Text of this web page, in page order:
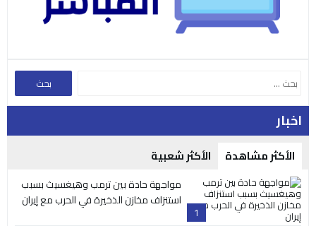
اخبار
الأكثر مشاهدة الأكثر شعبية
1
مواجهة حادة بين ترمب وهيغسيث بسبب
استنزاف مخازن الذخيرة في الحرب مع إيران